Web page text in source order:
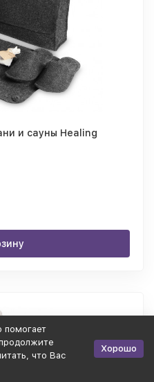
и сауны Healing
помогает
что Вас
Хорошо